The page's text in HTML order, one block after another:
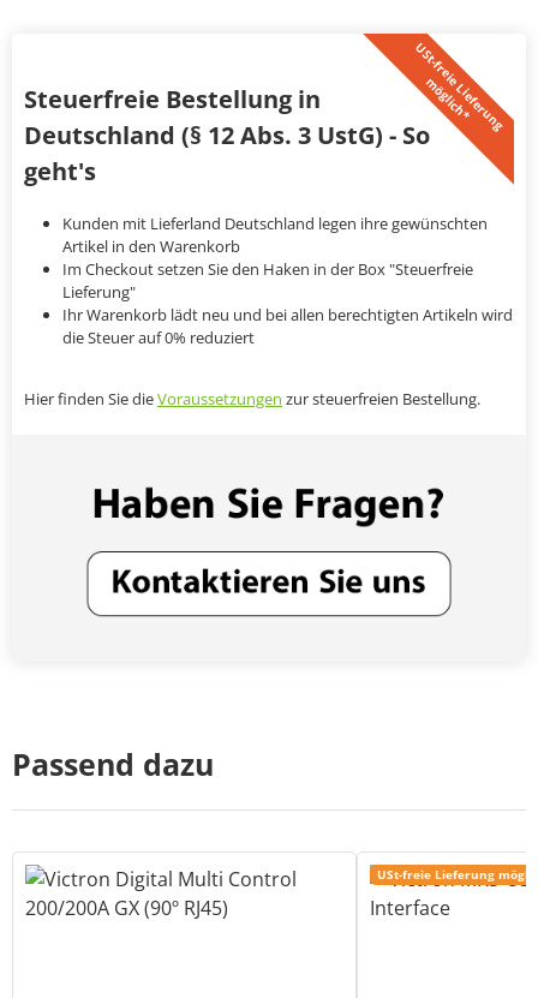
U
S
t
-
f
r
e
i
e
L
i
e
f
e
r
u
n
g
m
ö
g
l
i
c
h
*
Steuerfreie Bestellung in
Deutschland (§ 12 Abs. 3 UstG) - So
geht's
Kunden mit Lieferland Deutschland legen ihre gewünschten
Artikel in den Warenkorb
Im Checkout setzen Sie den Haken in der Box "Steuerfreie
Lieferung"
Ihr Warenkorb lädt neu und bei allen berechtigten Artikeln wird
die Steuer auf 0% reduziert
Hier finden Sie dieVoraussetzungen zur steuerfreien Bestellung.
Passend dazu
USt-freie Lieferung